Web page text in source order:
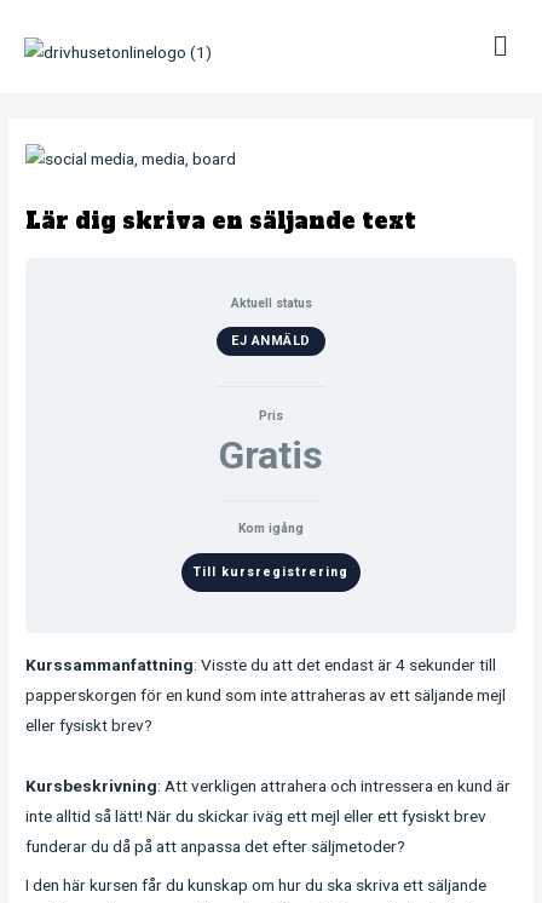
Lär dig skriva en säljande text
Aktuell status
EJ ANMÄLD
Pris
Gratis
Kom igång
Till kursregistrering
Kurssammanfattning: Visste du att det endast är 4 sekunder till
papperskorgen för en kund som inte attraheras av ett säljande mejl
eller fysiskt brev?
Kursbeskrivning: Att verkligen attrahera och intressera en kund är
inte alltid så lätt! När du skickar iväg ett mejl eller ett fysiskt brev
funderar du då på att anpassa det efter säljmetoder?
I den här kursen får du kunskap om hur du ska skriva ett säljande